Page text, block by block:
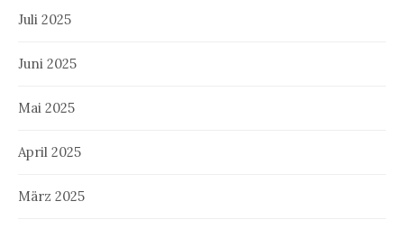
Juli 2025
Juni 2025
Mai 2025
April 2025
März 2025